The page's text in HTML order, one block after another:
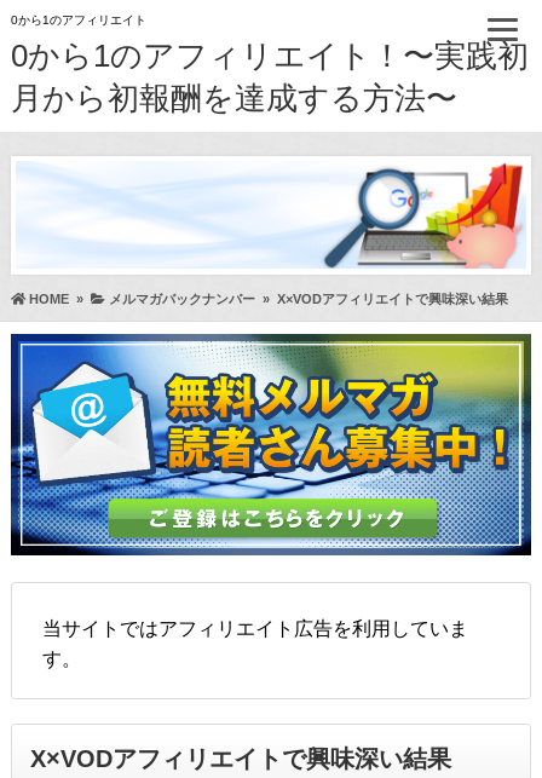
0から1のアフィリエイト
0から1のアフィリエイト！〜実践初
月から初報酬を達成する方法〜
HOME» メルマガバックナンバー» X×VODアフィリエイトで興味深い結果
当サイトではアフィリエイト広告を利用していま
す。
X×VODアフィリエイトで興味深い結果